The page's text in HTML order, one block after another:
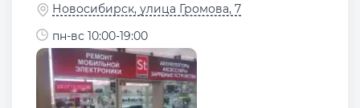
Новосибирск, улица Громова, 7
пн-вс 10:00-19:00